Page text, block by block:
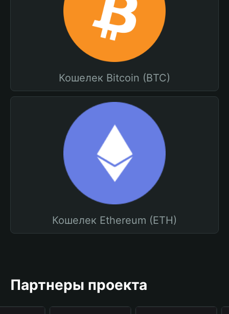
Кошелек Bitcoin (BTC)
Кошелек Ethereum (ETH)
Партнеры проекта